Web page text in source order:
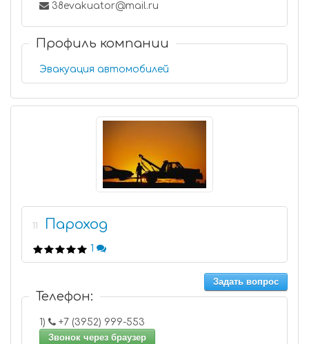
38evakuator@mail.ru
Профиль компании
Эвакуация автомобилей
11 Пароход
1
Задать вопрос
Телефон:
1)
+7 (3952) 999-553
Звонок через браузер